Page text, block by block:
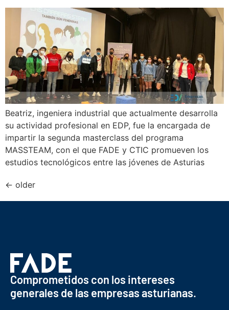
Beatriz, ingeniera industrial que actualmente desarrolla
su actividad profesional en EDP, fue la encargada de
impartir la segunda masterclass del programa
MASSTEAM, con el que FADE y CTIC promueven los
estudios tecnológicos entre las jóvenes de Asturias
← older
Comprometidos con los intereses
generales de las empresas asturianas.